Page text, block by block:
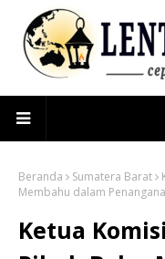
Beranda Sumatera Barat
Membahu dalam
Ketua